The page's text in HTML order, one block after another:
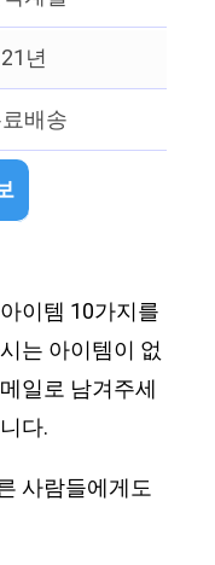
21년
배송
이템 10가지를
는 아이템이 없
일로 남겨주세
다.
사람들에게도